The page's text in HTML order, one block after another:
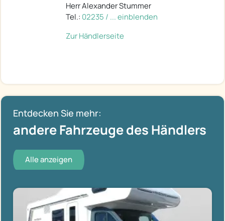
Herr Alexander Stummer
Tel.: 02235 / ... einblenden
Zur Händlerseite
Entdecken Sie mehr:
andere Fahrzeuge des Händlers
Alle anzeigen